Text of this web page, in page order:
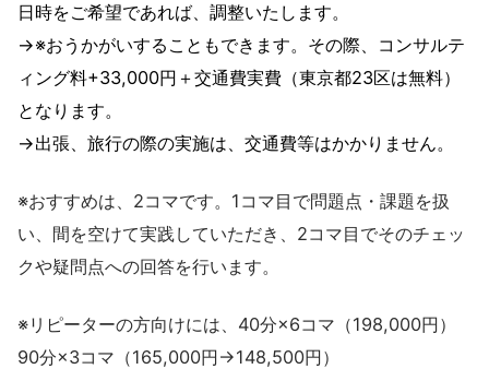
日時をご希望であれば、調整いたします。
→※おうかがいすることもできます。その際、コンサルテ
ィング料+33,000円＋交通費実費（東京都23区は無料）
となります。
→出張、旅行の際の実施は、交通費等はかかりません。
※おすすめは、2コマです。1コマ目で問題点・課題を扱
い、間を空けて実践していただき、2コマ目でそのチェッ
クや疑問点への回答を行います。
※リピーターの方向けには、40分×6コマ（198,000円）
90分×3コマ（165,000円→148,500円）